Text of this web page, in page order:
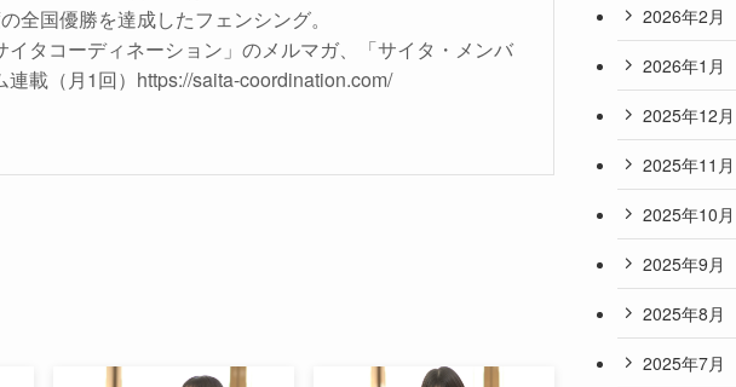
全国優勝を達成したフェンシング。
イタコーディネーション」のメルマガ、「サイタ・メンバ
連載（月1回）https://saita-coordination.com/
2026年2月
2026年1月
2025年12月
2025年11月
2025年10月
2025年9月
2025年8月
2025年7月